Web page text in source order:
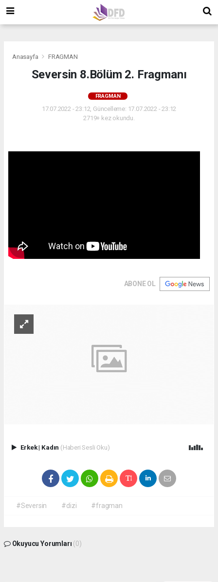
Anasayfa FRAGMAN
Seversin 8.Bölüm 2. Fragmanı
FRAGMAN
17.07.2022 - 23:12, Güncelleme: 17.07.2022 - 23:12
2719+ kez okundu.
ABONE OL
Erkek| Kadın (Haberi Sesli Oku)
#Seversin #dizi #fragman
Okuyucu Yorumları (0)